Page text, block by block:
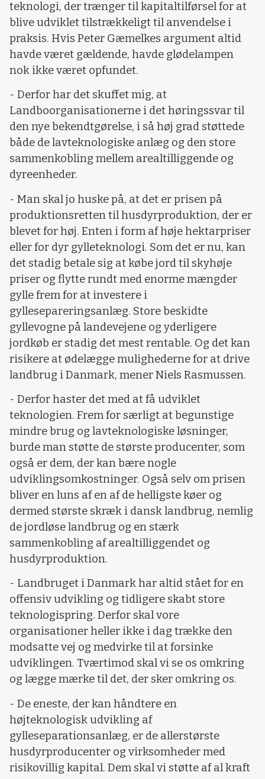
teknologi, der trænger til kapitaltilførsel for at
blive udviklet tilstrækkeligt til anvendelse i
praksis. Hvis Peter Gæmelkes argument altid
havde været gældende, havde glødelampen
nok ikke været opfundet.
- Derfor har det skuffet mig, at
Landboorganisationerne i det høringssvar til
den nye bekendtgørelse, i så høj grad støttede
både de lavteknologiske anlæg og den store
sammenkobling mellem arealtilliggende og
dyreenheder.
- Man skal jo huske på, at det er prisen på
produktionsretten til husdyrproduktion, der er
blevet for høj. Enten i form af høje hektarpriser
eller for dyr gylleteknologi. Som det er nu, kan
det stadig betale sig at købe jord til skyhøje
priser og flytte rundt med enorme mængder
gylle frem for at investere i
gyllesepareringsanlæg. Store beskidte
gyllevogne på landevejene og yderligere
jordkøb er stadig det mest rentable. Og det kan
risikere at ødelægge mulighederne for at drive
landbrug i Danmark, mener Niels Rasmussen.
- Derfor haster det med at få udviklet
teknologien. Frem for særligt at begunstige
mindre brug og lavteknologiske løsninger,
burde man støtte de største producenter, som
også er dem, der kan bære nogle
udviklingsomkostninger. Også selv om prisen
bliver en luns af en af de helligste køer og
dermed største skræk i dansk landbrug, nemlig
de jordløse landbrug og en stærk
sammenkobling af arealtilliggendet og
husdyrproduktion.
- Landbruget i Danmark har altid stået for en
offensiv udvikling og tidligere skabt store
teknologispring. Derfor skal vore
organisationer heller ikke i dag trække den
modsatte vej og medvirke til at forsinke
udviklingen. Tværtimod skal vi se os omkring
og lægge mærke til det, der sker omkring os.
- De eneste, der kan håndtere en
højteknologisk udvikling af
gylleseparationsanlæg, er de allerstørste
husdyrproducenter og virksomheder med
risikovillig kapital. Dem skal vi støtte af al kraft